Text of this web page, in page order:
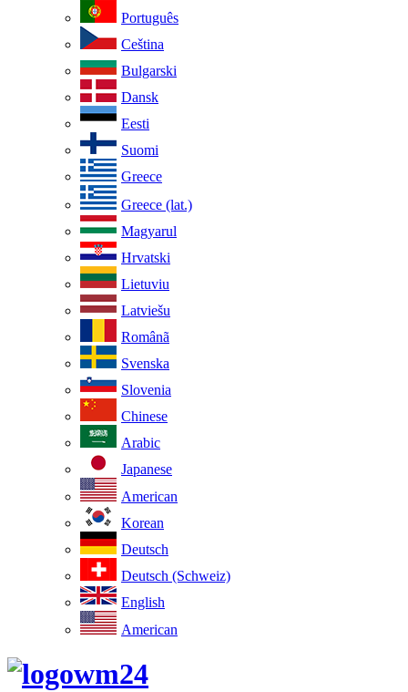
Português
Ceština
Bulgarski
Dansk
Eesti
Suomi
Greece
Greece (lat.)
Magyarul
Hrvatski
Lietuviu
Latviešu
Românã
Svenska
Slovenia
Chinese
Arabic
Japanese
American
Korean
Deutsch
Deutsch (Schweiz)
English
American